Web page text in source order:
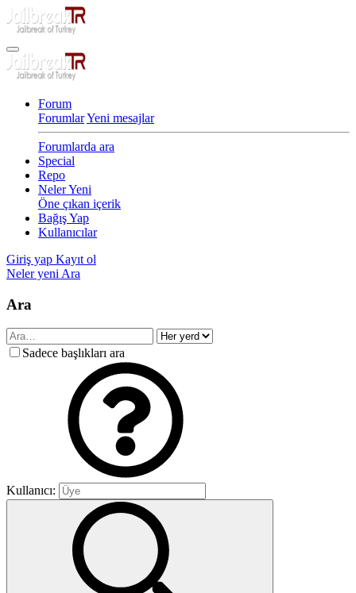
Forum
ForumlarYeni mesajlar
Forumlarda ara
Special
Repo
Neler Yeni
Öne çıkan içerik
Bağış Yap
Kullanıcılar
Giriş yap Kayıt ol
Neler yeni Ara
Ara
Sadece başlıkları ara
Kullanıcı: